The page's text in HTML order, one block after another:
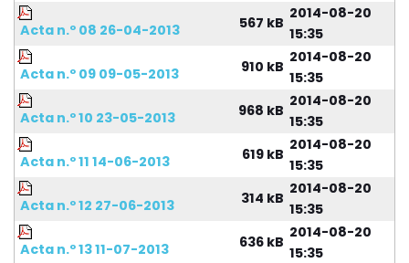
Acta n.º 08 26-04-2013 567 kB
2014-08-20
15:35
Acta n.º 09 09-05-2013 910 kB
2014-08-20
15:35
Acta n.º 10 23-05-2013 968 kB
2014-08-20
15:35
Acta n.º 11 14-06-2013 619 kB
2014-08-20
15:35
Acta n.º 12 27-06-2013 314 kB
2014-08-20
15:35
Acta n.º 13 11-07-2013 636 kB
2014-08-20
15:35